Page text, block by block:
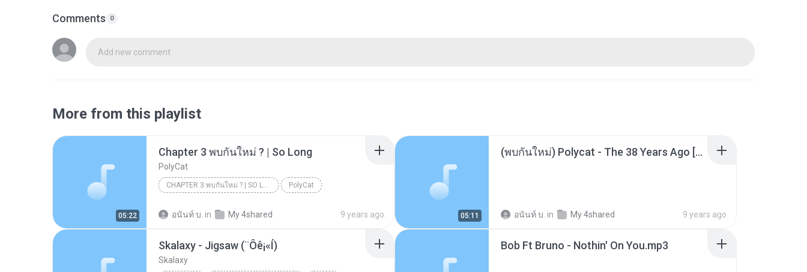
Comments 0
Add new comment
More from this playlist
05:22
Chapter 3 พบกันใหม่ ? | So Long
PolyCat
CHAPTER 3 พบกันใหม่ ? | SO LONG PolyCat
อนันท์ บ. in My 4shared 9 years ago 05:11
(พบกันใหม่) Polycat - The 38 Years Ago [Cover]「70」.mp3
อนันท์ บ. in My 4shared 9 years ago
Skalaxy - Jigsaw (¨Ôê¡«Í)
Skalaxy
Bob Ft Bruno - Nothin' On You.mp3